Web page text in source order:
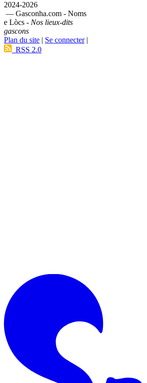
2024-2026
— Gasconha.com - Noms
e Lòcs - Nos lieux-dits
gascons
Plan du site | Se connecter|
RSS 2.0